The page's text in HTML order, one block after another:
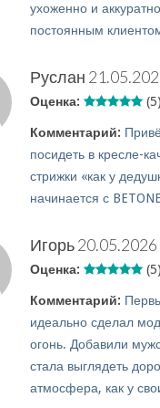
ухоженно и
постоянным
Руслан
Оценка: (5)
Комментарий:
посидеть в кресле-
стрижки «как у
начинается с
Игорь
Оценка: (5)
Комментарий:
идеально сделал
огонь. Добавили
стала выглядеть
атмосфера, как у